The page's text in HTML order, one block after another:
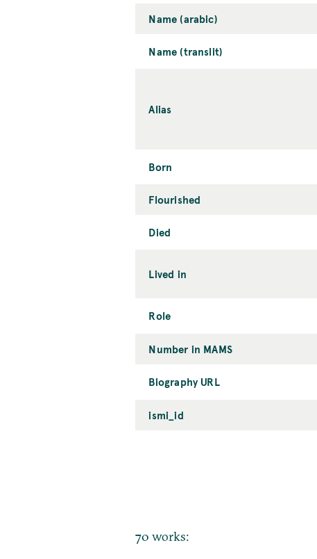
Name (arabic)
Name (translit)
Alias
Born
Flourished
Died
Lived in
Role
Number in MAMS
Biography URL
ismi_id
70 works: